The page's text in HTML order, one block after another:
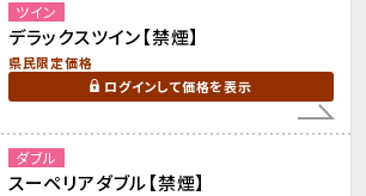
ツイン
デラックスツイン【禁煙】
県民限定価格
ログインして価格を表示
ダブル
スーペリアダブル【禁煙】